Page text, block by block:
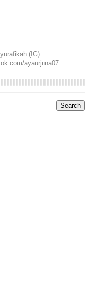
(IG)
ayaurjuna07